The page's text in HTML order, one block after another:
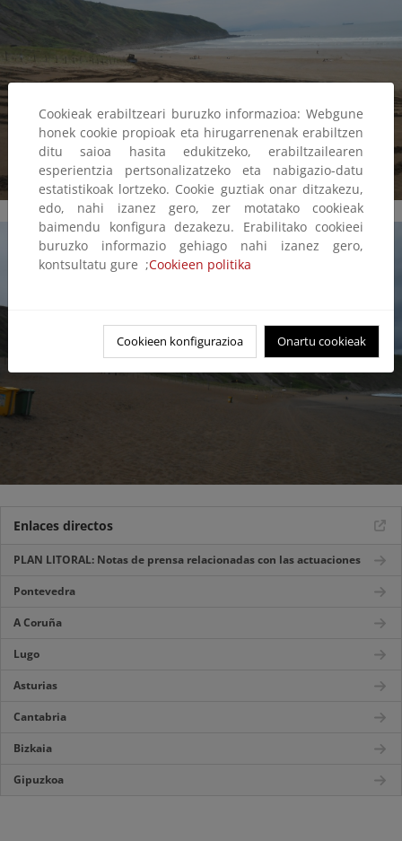
Enlaces directos
PLAN LITORAL: Notas de prensa relacionadas con las actuaciones
Pontevedra
A Coruña
Lugo
Asturias
Cantabria
Bizkaia
Gipuzkoa
Cookieak erabiltzeari buruzko informazioa: Webgune
honek cookie propioak eta hirugarrenenak erabiltzen
ditu saioa hasita edukitzeko, erabiltzailearen
esperientzia pertsonalizatzeko eta nabigazio-datu
estatistikoak lortzeko. Cookie guztiak onar ditzakezu,
edo, nahi izanez gero, zer motatako cookieak
baimendu konfigura dezakezu. Erabilitako cookieei
buruzko informazio gehiago nahi izanez gero,
kontsultatu gure ;Cookieen politika
Cookieen konfigurazioa Onartu cookieak